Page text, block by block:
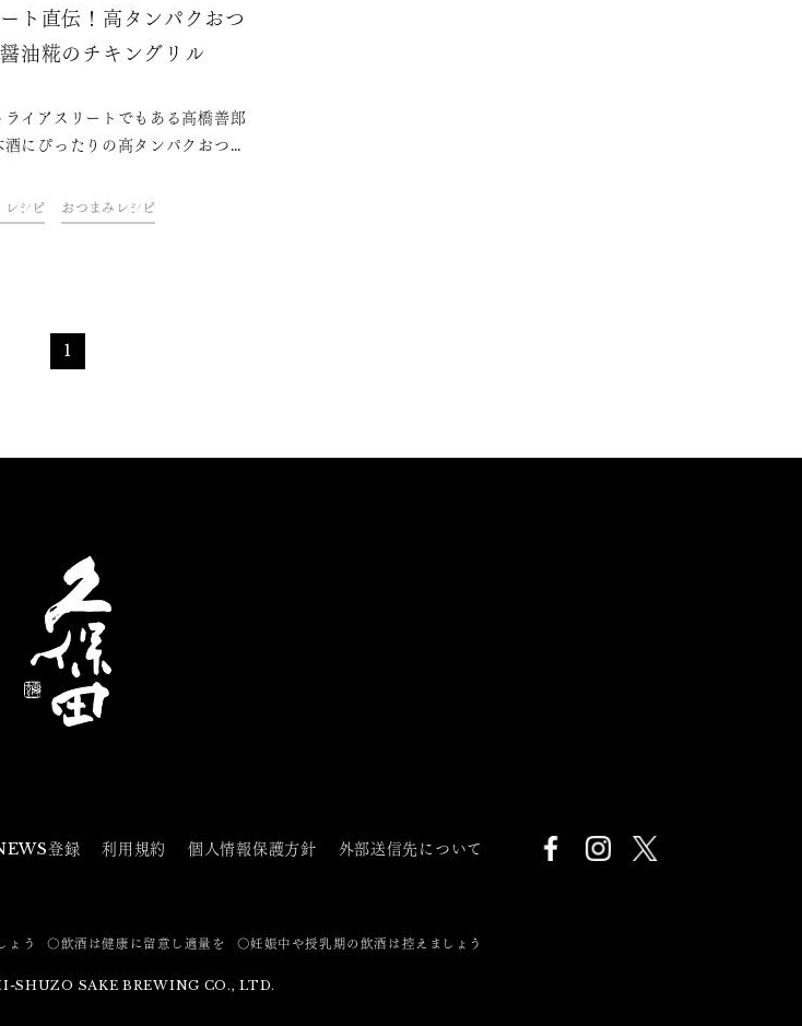
ト直伝！高タンパクおつ
油糀のチキングリル
イアスリートでもある高橋善郎
にぴったりの高タンパクおつま
楽しみましょう！
レシピ おつまみレシピ
1
登録 利用規約 個人情報保護方針 外部送信先について
ょう 〇飲酒は健康に留意し適量を 〇妊娠中や授乳期の飲酒は控えましょう
SHUZO SAKE BREWING CO., LTD.